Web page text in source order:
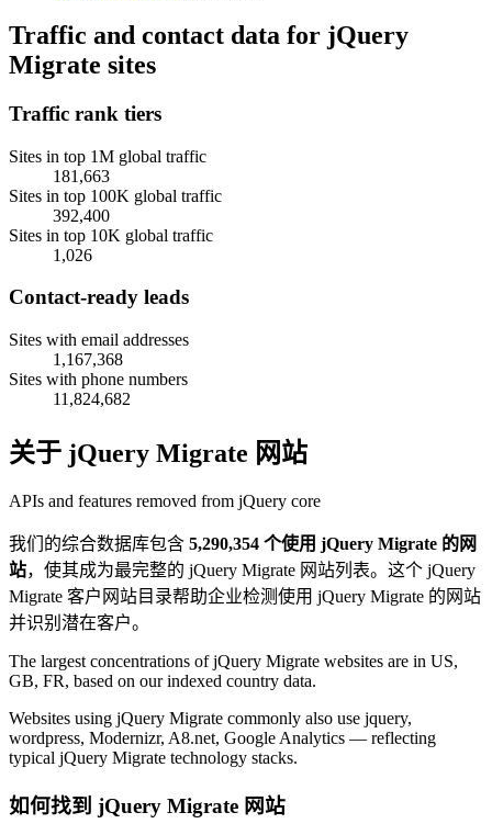
Traffic and contact data for jQuery
Migrate sites
Traffic rank tiers
Sites in top 1M global traffic
181,663
Sites in top 100K global traffic
392,400
Sites in top 10K global traffic
1,026
Contact-ready leads
Sites with email addresses
1,167,368
Sites with phone numbers
11,824,682
关于 jQuery Migrate 网站
APIs and features removed from jQuery core
我们的综合数据库包含 5,290,354 个使用 jQuery Migrate 的网
站，使其成为最完整的 jQuery Migrate 网站列表。这个 jQuery
Migrate 客户网站目录帮助企业检测使用 jQuery Migrate 的网站
并识别潜在客户。
The largest concentrations of jQuery Migrate websites are in US,
GB, FR, based on our indexed country data.
Websites using jQuery Migrate commonly also use jquery,
wordpress, Modernizr, A8.net, Google Analytics — reflecting
typical jQuery Migrate technology stacks.
如何找到 jQuery Migrate 网站